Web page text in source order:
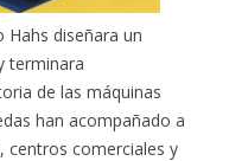
Hahs diseñara un
terminara
de las máquinas
han acompañado a
centros comerciales y